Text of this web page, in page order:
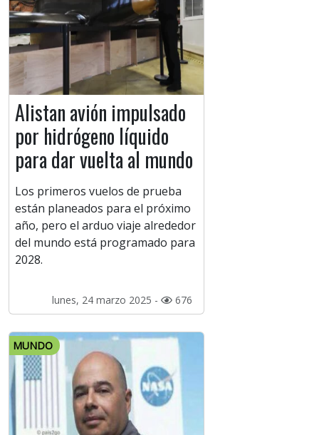
Alistan avión impulsado
por hidrógeno líquido
para dar vuelta al mundo
Los primeros vuelos de prueba
están planeados para el próximo
año, pero el arduo viaje alrededor
del mundo está programado para
2028.
lunes, 24 marzo 2025 - 676
MUNDO